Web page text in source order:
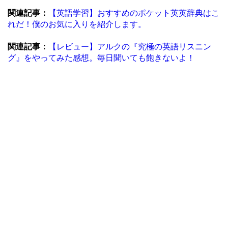
関連記事：
【英語学習】おすすめのポケット英英辞典はこ
れだ！僕のお気に入りを紹介します。
関連記事：
【レビュー】アルクの『究極の英語リスニン
グ』をやってみた感想。毎日聞いても飽きないよ！